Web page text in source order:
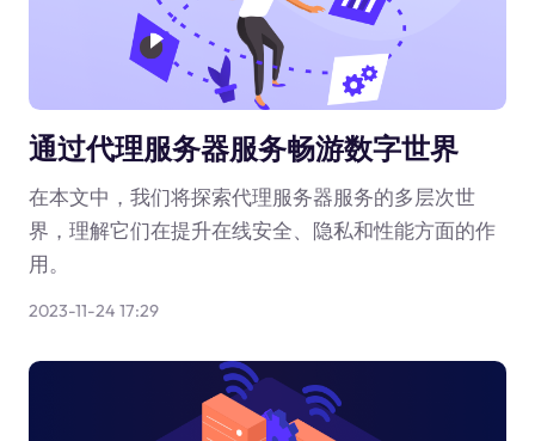
通过代理服务器服务畅游数字世界
在本文中，我们将探索代理服务器服务的多层次世
界，理解它们在提升在线安全、隐私和性能方面的作
用。
2023-11-24 17:29